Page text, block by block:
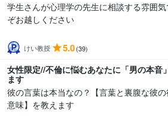
学生さんが心理学の先生に相談する雰囲気
ぞお越しください
けい教授 5.0(39)
女性限定//不倫に悩むあなたに「男の本音
ます
彼の言葉は本当なの？【言葉と裏腹な彼
意味】を教えます